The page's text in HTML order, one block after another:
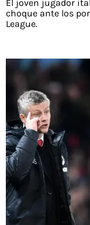
El joven jugador
choque ante los
League.